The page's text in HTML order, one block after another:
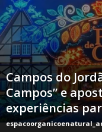
Campos do
Campos” e
experiências